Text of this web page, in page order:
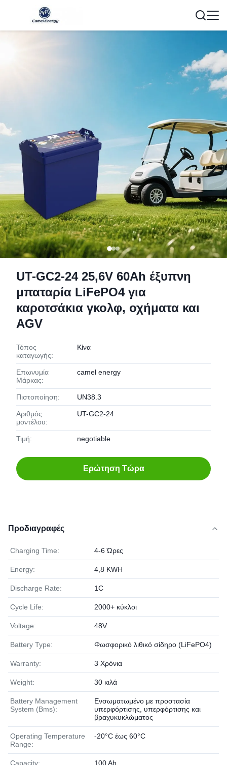
UT-GC2-24 25,6V 60Ah έξυπνη
μπαταρία LiFePO4 για
καροτσάκια γκολφ, οχήματα και
AGV
Τόπος
καταγωγής:
Κίνα
Επωνυμία
Μάρκας:
camel energy
Πιστοποίηση: UN38.3
Αριθμός
μοντέλου:
UT-GC2-24
Τιμή: negotiable
Ερώτηση Τώρα
Προδιαγραφές
Charging Time: 4-6 Ώρες
Energy: 4,8 KWH
Discharge Rate: 1C
Cycle Life: 2000+ κύκλοι
Voltage: 48V
Battery Type: Φωσφορικό λιθικό σίδηρο (LiFePO4)
Warranty: 3 Χρόνια
Weight: 30 κιλά
Battery Management
System (Bms):
Ενσωματωμένο με προστασία
υπερφόρτισης, υπερφόρτισης και
βραχυκυκλώματος
Operating Temperature
Range:
-20°C έως 60°C
Capacity: 100 Ah